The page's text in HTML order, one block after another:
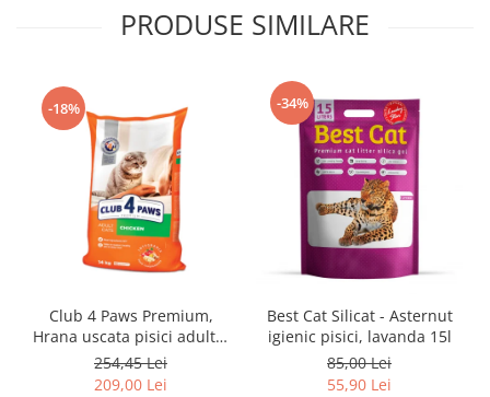
PRODUSE SIMILARE
-18%
Club 4 Paws Premium,
Hrana uscata pisici adulte,
cu Pui 14kg
254,45 Lei
209,00 Lei
-34%
Best Cat Silicat - Asternut
igienic pisici, lavanda 15l
85,00 Lei
55,90 Lei